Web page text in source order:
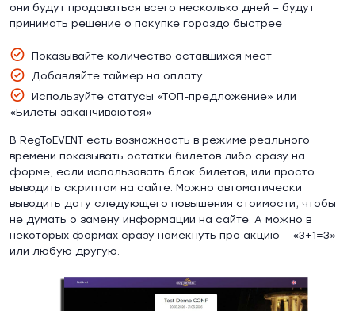
они будут продаваться всего несколько дней – будут
принимать решение о покупке гораздо быстрее
Показывайте количество оставшихся мест
Добавляйте таймер на оплату
Используйте статусы «ТОП-предложение» или
«Билеты заканчиваются»
В RegToEVENT есть возможность в режиме реального
времени показывать остатки билетов либо сразу на
форме, если использовать блок билетов, или просто
выводить скриптом на сайте. Можно автоматически
выводить дату следующего повышения стоимости, чтобы
не думать о замену информации на сайте. А можно в
некоторых формах сразу намекнуть про акцию – «3+1=3»
или любую другую.